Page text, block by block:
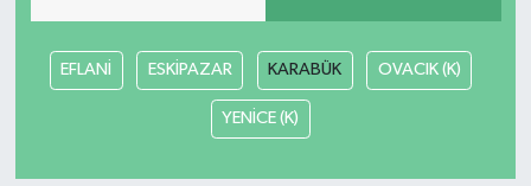
EFLANİ ESKİPAZAR KARABÜK OVACIK (K)
YENİCE (K)